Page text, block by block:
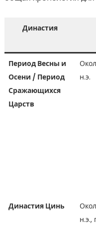
Династия
Период Весны и
Осени / Период
Сражающихся
Царств
н.э.
Династия Цинь
н.э.,